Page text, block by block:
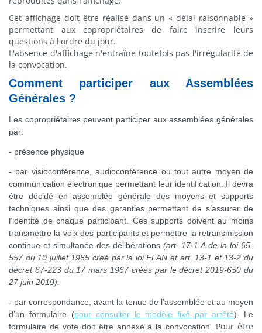
Cet affichage doit être réalisé dans un « délai raisonnable »
permettant aux copropriétaires de faire inscrire leurs
questions à l'ordre du jour.
L'absence d'affichage n'entraîne toutefois pas l'irrégularité de
la convocation.
Comment participer aux Assemblées
Générales ?
Les copropriétaires peuvent participer aux assemblées générales
par:
- présence physique
- par visioconférence, audioconférence ou tout autre moyen de
communication électronique permettant leur identification. Il devra
être décidé en assemblée générale des moyens et supports
techniques ainsi que des garanties permettant de s’assurer de
l’identité de chaque participant. Ces supports doivent au moins
transmettre la voix des participants et permettre la retransmission
continue et simultanée des délibérations (art. 17-1 A de la loi 65-
557 du 10 juillet 1965 créé par la loi ELAN et art. 13-1 et 13-2 du
décret 67-223 du 17 mars 1967 créés par le décret 2019-650 du
27 juin 2019).
- par correspondance, avant la tenue de l’assemblée et au moyen
d’un formulaire (pour consulter le modèle fixé par arrêté). Le
formulaire de vote doit être annexé à la convocation. Pour être